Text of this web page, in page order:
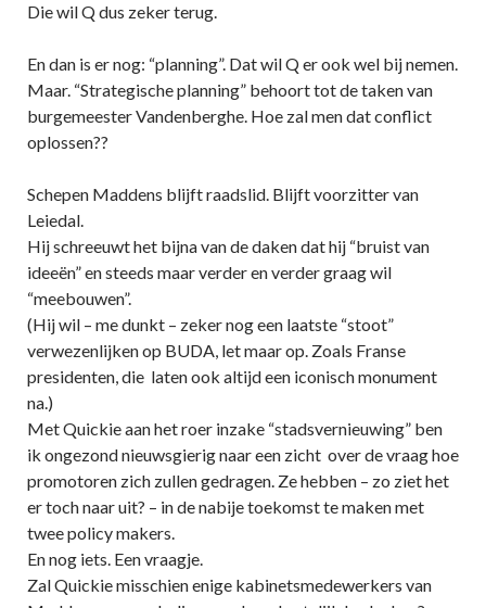
Die wil Q dus zeker terug.
En dan is er nog: “planning”. Dat wil Q er ook wel bij nemen.
Maar. “Strategische planning” behoort tot de taken van
burgemeester Vandenberghe. Hoe zal men dat conflict
oplossen??
Schepen Maddens blijft raadslid. Blijft voorzitter van
Leiedal.
Hij schreeuwt het bijna van de daken dat hij “bruist van
ideeën” en steeds maar verder en verder graag wil
“meebouwen”.
(Hij wil – me dunkt – zeker nog een laatste “stoot”
verwezenlijken op BUDA, let maar op. Zoals Franse
presidenten, die laten ook altijd een iconisch monument
na.)
Met Quickie aan het roer inzake “stadsvernieuwing” ben
ik ongezond nieuwsgierig naar een zicht over de vraag hoe
promotoren zich zullen gedragen. Ze hebben – zo ziet het
er toch naar uit? – in de nabije toekomst te maken met
twee policy makers.
En nog iets. Een vraagje.
Zal Quickie misschien enige kabinetsmedewerkers van